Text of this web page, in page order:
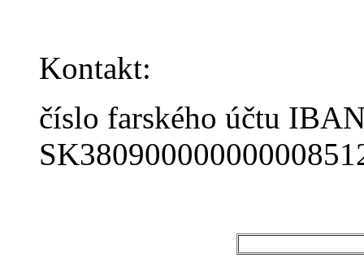
Kontakt:
číslo farského účtu